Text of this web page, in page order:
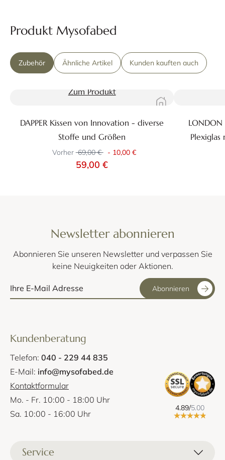
Produkt Mysofabed
Zubehör Ähnliche Artikel Kunden kauften auch
Zum Produkt
DAPPER Kissen von Innovation - diverse
Stoffe und Größen
Vorher 69,00 € - 10,00 €
59,00 €
Newsletter abonnieren
Abonnieren Sie unseren Newsletter und verpassen Sie
keine Neuigkeiten oder Aktionen.
Abonnieren
Kundenberatung
Telefon: 040 - 229 44 835
E-Mail: info@mysofabed.de
Kontaktformular
Mo. - Fr. 10:00 - 18:00 Uhr
Sa. 10:00 - 16:00 Uhr
4.89/5.00
Service